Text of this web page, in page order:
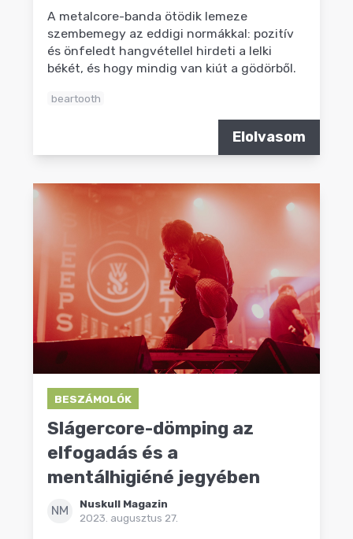
A metalcore-banda ötödik lemeze
szembemegy az eddigi normákkal: pozitív
és önfeledt hangvétellel hirdeti a lelki
békét, és hogy mindig van kiút a gödörből.
beartooth
Elolvasom
BESZÁMOLÓK
Slágercore-dömping az
elfogadás és a
mentálhigiéné jegyében
NM
Nuskull Magazin
2023. augusztus 27.